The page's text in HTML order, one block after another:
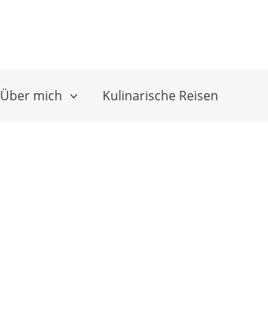
Über mich Kulinarische Reisen